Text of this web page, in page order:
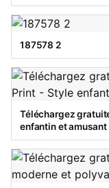
187578 2
Téléchargez
enfantin et amusant